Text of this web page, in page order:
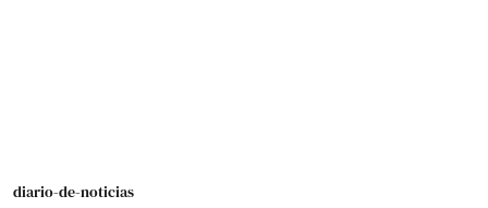
diario-de-noticias